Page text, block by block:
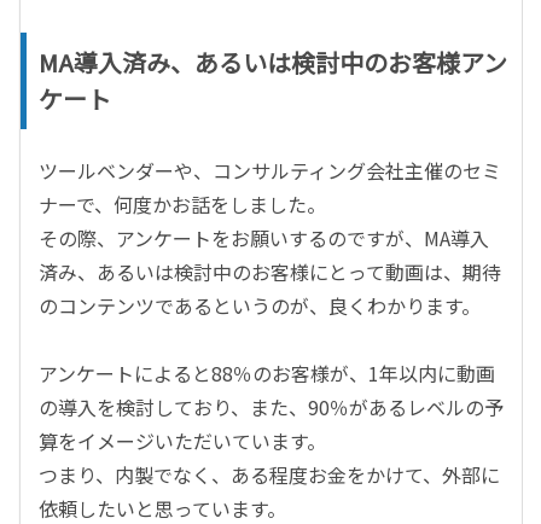
MA導入済み、あるいは検討中のお客様アン
ケート
ツールベンダーや、コンサルティング会社主催のセミ
ナーで、何度かお話をしました。
その際、アンケートをお願いするのですが、MA導入
済み、あるいは検討中のお客様にとって動画は、期待
のコンテンツであるというのが、良くわかります。
アンケートによると88％のお客様が、1年以内に動画
の導入を検討しており、また、90％があるレベルの予
算をイメージいただいています。
つまり、内製でなく、ある程度お金をかけて、外部に
依頼したいと思っています。